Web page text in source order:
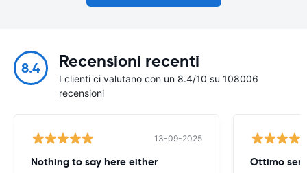
8.4 Recensioni recenti
I clienti ci valutano con un 8.4/10 su 108006
recensioni
13-09-2025
Nothing to say here either Ottimo